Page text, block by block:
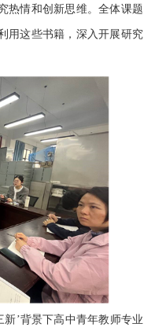
热情和创新思维。全体课题
用这些书籍，深入开展研究
’背景下高中青年教师专业